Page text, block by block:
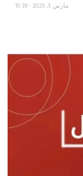
مارس 5, 2025 - 15:39